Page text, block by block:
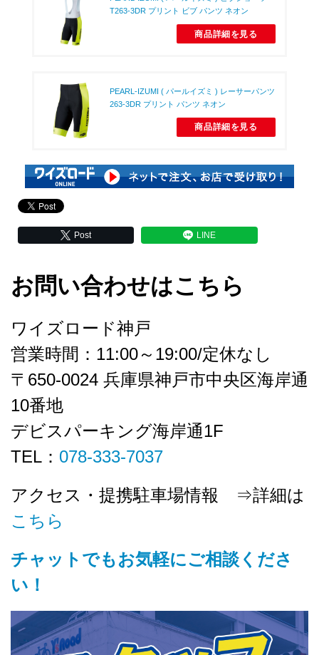
T263-3DR プリント ビブ パンツ ネオン
商品詳細を見る
PEARL-IZUMI ( パールイズミ ) レーサーパンツ
263-3DR プリント パンツ ネオン
商品詳細を見る
Post LINE
お問い合わせはこちら
ワイズロード神戸
営業時間：11:00～19:00/定休なし
〒650-0024 兵庫県神戸市中央区海岸通
10番地
デビスパーキング海岸通1F
TEL： 078-333-7037
アクセス・提携駐車場情報 ⇒詳細は
こちら
チャットでもお気軽にご相談くださ
い！